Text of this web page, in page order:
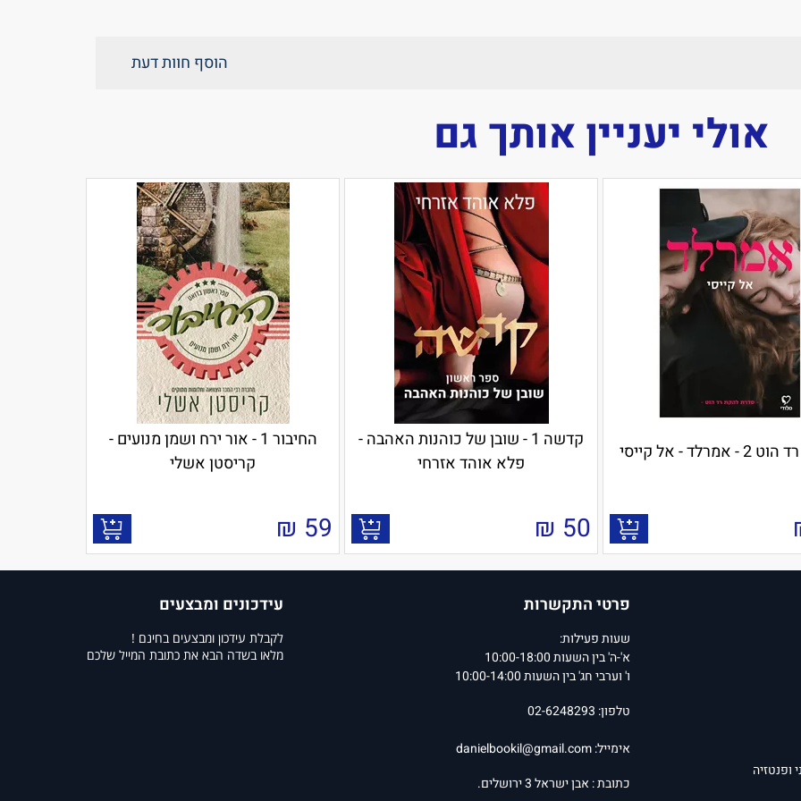
הוסף חוות דעת
אולי יעניין אותך גם
- אל קייסי
קדשה 1 - שובן של כוהנות האהבה -
פלא אוהד אזרחי
50
₪
החיבור 1 - אור ירח ושמן מנועים -
קריסטן אשלי
59
₪
ופנטזיה
פרטי התקשרות
שעות פעילות:
א'-ה' בין השעות 10:00-18:00
ו' וערבי חג' בין השעות 10:00-14:00
טלפון: 02-6248293
אימייל:danielbookil@gmail.com
כתובת : אבן ישראל 3 ירושלים.
עידכונים ומבצעים
לקבלת עידכון ומבצעים בחינם !
מלאו בשדה הבא את כתובת המייל שלכם